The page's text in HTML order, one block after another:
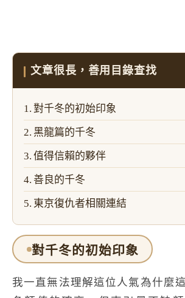
文章很長，善用目錄查找
對千冬的初始印象
黑龍篇的千冬
值得信賴的夥伴
善良的千冬
東京復仇者相關連結
對千冬的初始印象
我一直無法理解這位人氣為什麼